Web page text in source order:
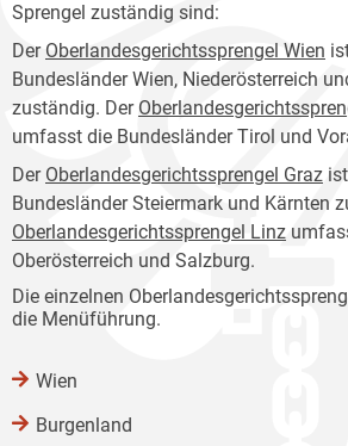
Sprengel zuständig sind:
DerOberlandesgerichtssprengel Wien
Bundesländer Wien, Niederösterreich
zuständig. Der
umfasst die Bundesländer Tirol und
Der Oberlandesgerichtssprengel Graz
Bundesländer Steiermark und Kärnten
Oberlandesgerichtssprengel Linz
Oberösterreich und Salzburg.
Die einzelnen
die Menüführung.
Wien
Burgenland